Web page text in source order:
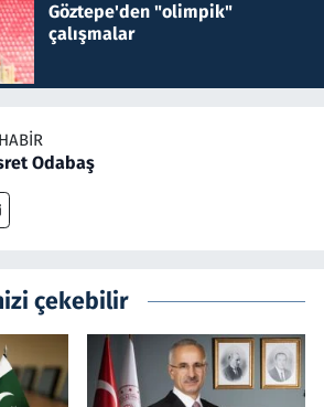
Göztepe'den "olimpik"
çalışmalar
Odabaş
çekebilir